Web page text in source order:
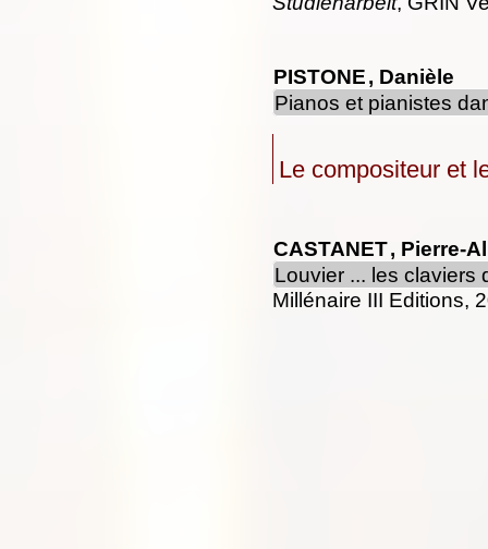
PISTONE, Danièle
Pianos et pianistes
Le compositeur et
CASTANET, Pierre-
Louvier ... les claviers
Millénaire III Editions,